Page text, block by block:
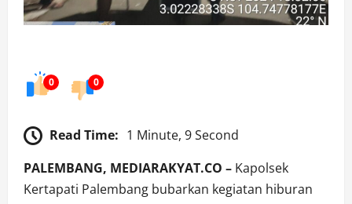
0 0
Read Time: 1 Minute, 9 Second
PALEMBANG, MEDIARAKYAT.CO – Kapolsek
Kertapati Palembang bubarkan kegiatan hiburan